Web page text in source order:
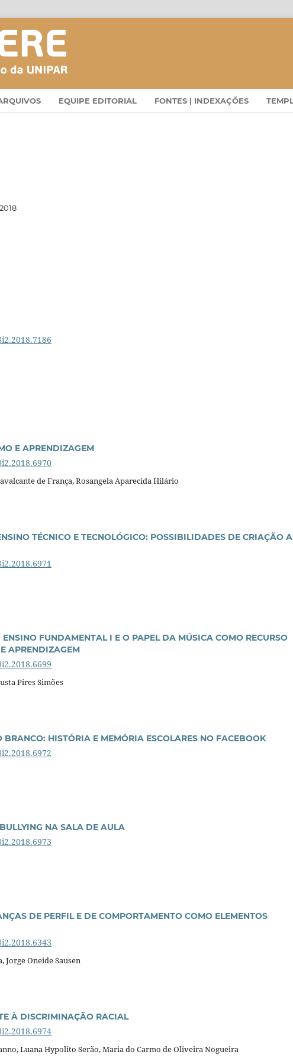
EQUIPE EDITORIAL FONTES | INDEXAÇÕES
E APRENDIZAGEM
de França, Rosangela Aparecida Hilário
TÉCNICO E TECNOLÓGICO: POSSIBILIDADES DE CRIAÇÃO A
FUNDAMENTAL I E O PAPEL DA MÚSICA COMO RECURSO
APRENDIZAGEM
Pires Simões
HISTÓRIA E MEMÓRIA ESCOLARES NO FACEBOOK
NA SALA DE AULA
DE PERFIL E DE COMPORTAMENTO COMO ELEMENTOS
Oneide Sausen
À DISCRIMINAÇÃO RACIAL
Luana Hypolito Serão, Maria do Carmo de Oliveira Nogueira